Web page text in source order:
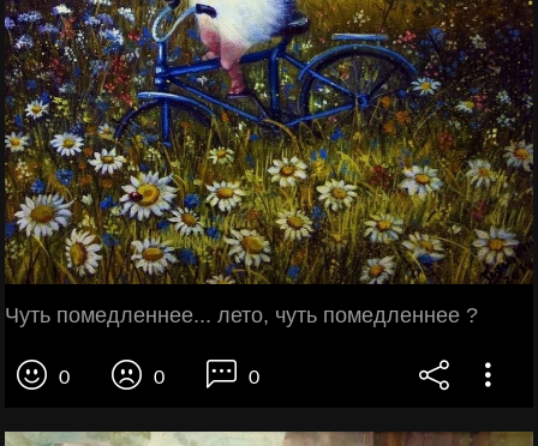
Чуть помедленнее... лето, чуть помедленнее ?
0 0 0